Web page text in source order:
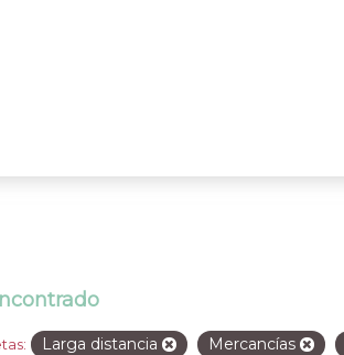
Larga distancia Mercancías